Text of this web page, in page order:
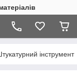
інструмент